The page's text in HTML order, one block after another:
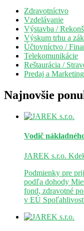
Zdravotníctvo
Vzdelávanie
Výstavba /
Výskum trhu a
Účtovníctvo /
Telekomunikácie
Reštaurácia /
Predaj a Marketing
Najnovšie
Vodič
JAREK s.r.o.
Podmienky pre
podľa dohody
fond, zdravotné
v EÚ